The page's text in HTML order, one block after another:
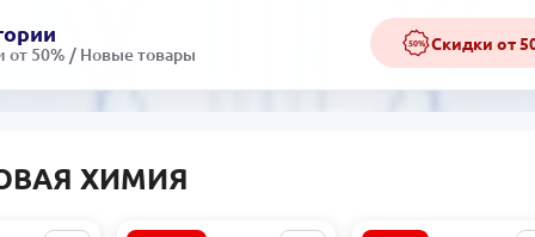
от 50% / Новые товары
50% Скидки от
ХИМИЯ